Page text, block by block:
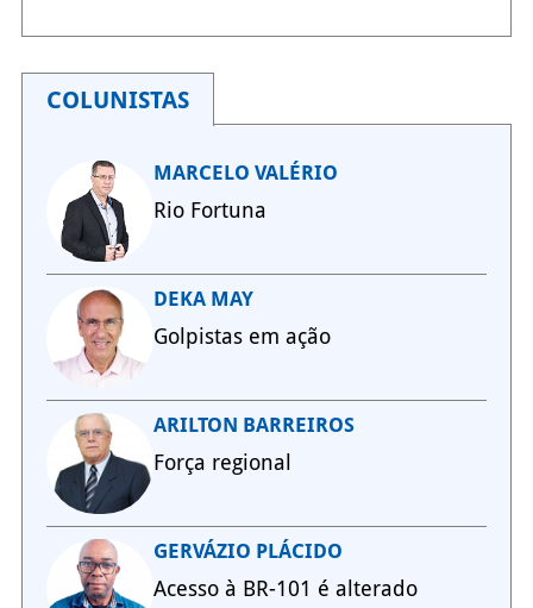
COLUNISTAS
MARCELO VALÉRIO
Rio Fortuna
DEKA MAY
Golpistas em ação
ARILTON BARREIROS
Força regional
GERVÁZIO PLÁCIDO
Acesso à BR-101 é alterado